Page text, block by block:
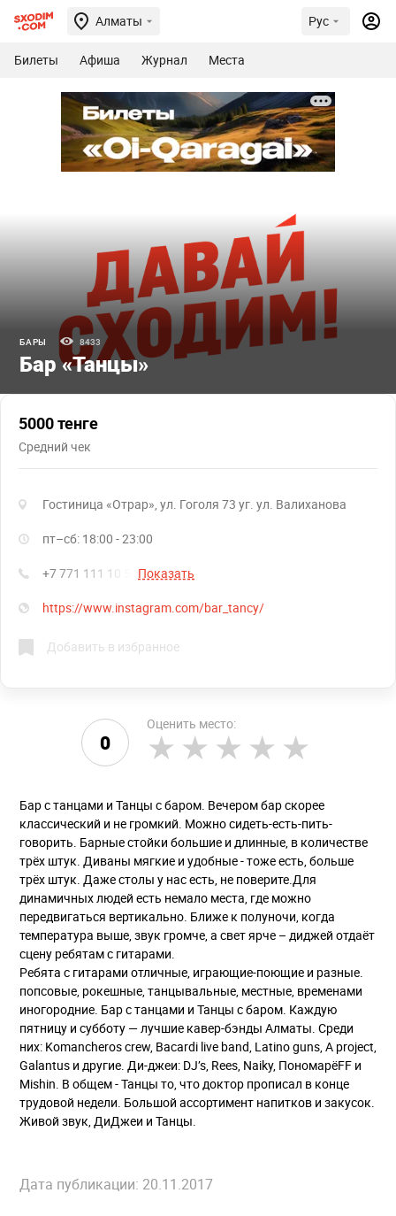
Алматы Рус
Билеты Афиша Журнал Места
БАРЫ 8433
Бар «Танцы»
5000 тенге
Средний чек
Гостиница «Отрар», ул. Гоголя 73 уг. ул. Валиханова
пт–сб: 18:00 - 23:00
+7 771 111 10 50 Показать
https://www.instagram.com/bar_tancy/
Добавить в избранное
0
Оценить место:
Бар с танцами и Танцы с баром. Вечером бар скорее
классический и не громкий. Можно сидеть-есть-пить-
говорить. Барные стойки большие и длинные, в количестве
трёх штук. Диваны мягкие и удобные - тоже есть, больше
трёх штук. Даже столы у нас есть, не поверите.Для
динамичных людей есть немало места, где можно
передвигаться вертикально. Ближе к полуночи, когда
температура выше, звук громче, а свет ярче – диджей отдаёт
сцену ребятам с гитарами.
Ребята с гитарами отличные, играющие-поющие и разные.
попсовые, рокешные, танцывальные, местные, временами
иногородние. Бар с танцами и Танцы с баром. Каждую
пятницу и субботу — лучшие кавер-бэнды Алматы. Среди
них: Komancheros crew, Bacardi live band, Latino guns, A project,
Galantus и другие. Ди-джеи: DJ’s, Rees, Naiky, ПономарёFF и
Mishin. В общем - Танцы то, что доктор прописал в конце
трудовой недели. Большой ассортимент напитков и закусок.
Живой звук, ДиДжеи и Танцы.
Дата публикации: 20.11.2017